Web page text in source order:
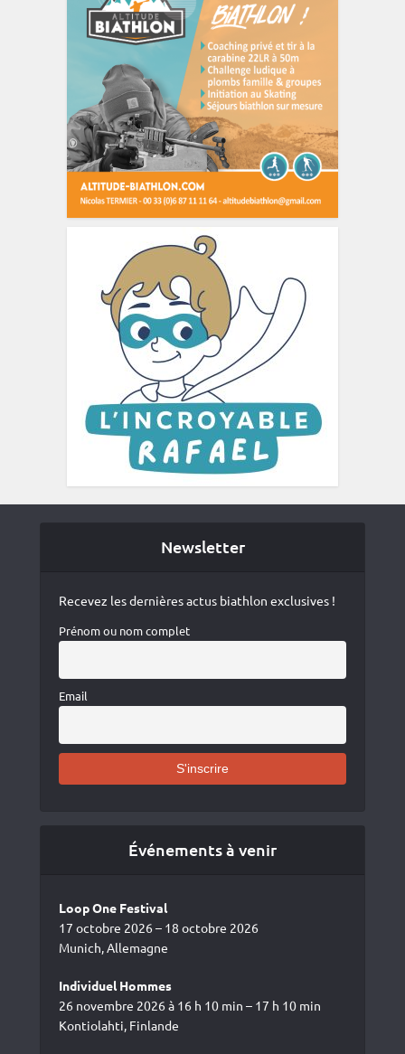
Newsletter
Recevez les dernières actus biathlon exclusives !
Prénom ou nom complet
Email
Événements à venir
Loop One Festival
17 octobre 2026 – 18 octobre 2026
Munich, Allemagne
Individuel Hommes
26 novembre 2026 à 16 h 10 min – 17 h 10 min
Kontiolahti, Finlande